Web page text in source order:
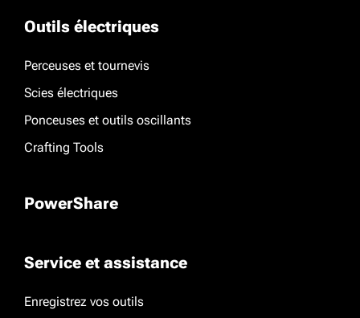
Outils électriques
Perceuses et tournevis
Scies électriques
Ponceuses et outils oscillants
Crafting Tools
PowerShare
Service et assistance
Enregistrez vos outils